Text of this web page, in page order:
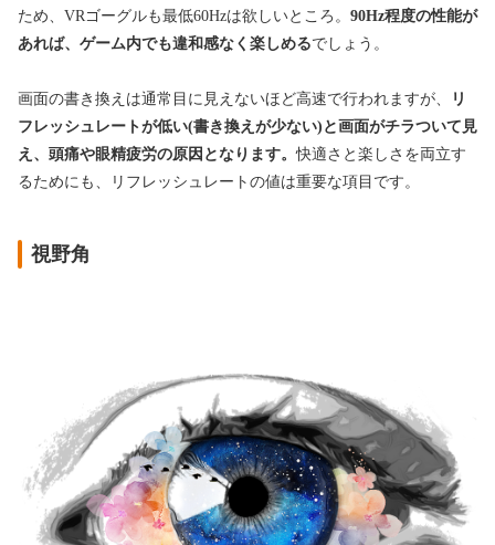
ため、VRゴーグルも最低60Hzは欲しいところ。 90Hz程度の性能が
あれば、ゲーム内でも違和感なく楽しめるでしょう。
画面の書き換えは通常目に見えないほど高速で行われますが、
リ
フレッシュレートが低い(書き換えが少ない)と画面がチラついて見
え、頭痛や眼精疲労の原因となります。快適さと楽しさを両立す
るためにも、リフレッシュレートの値は重要な項目です。
視野角